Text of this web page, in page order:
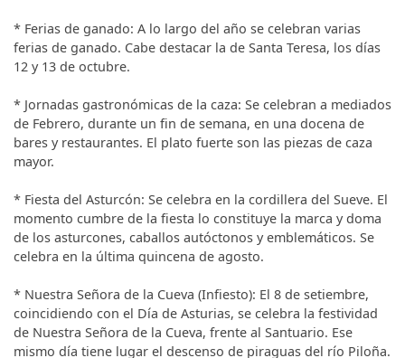
* Ferias de ganado: A lo largo del año se celebran varias
ferias de ganado. Cabe destacar la de Santa Teresa, los días
12 y 13 de octubre.
* Jornadas gastronómicas de la caza: Se celebran a mediados
de Febrero, durante un fin de semana, en una docena de
bares y restaurantes. El plato fuerte son las piezas de caza
mayor.
* Fiesta del Asturcón: Se celebra en la cordillera del Sueve. El
momento cumbre de la fiesta lo constituye la marca y doma
de los asturcones, caballos autóctonos y emblemáticos. Se
celebra en la última quincena de agosto.
* Nuestra Señora de la Cueva (Infiesto): El 8 de setiembre,
coincidiendo con el Día de Asturias, se celebra la festividad
de Nuestra Señora de la Cueva, frente al Santuario. Ese
mismo día tiene lugar el descenso de piraguas del río Piloña.